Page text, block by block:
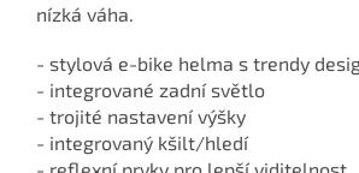
nízká váha.
- stylová e-bike helma s trendy
- integrované zadní světlo
- trojité nastavení výšky
- integrovaný kšilt/hledí